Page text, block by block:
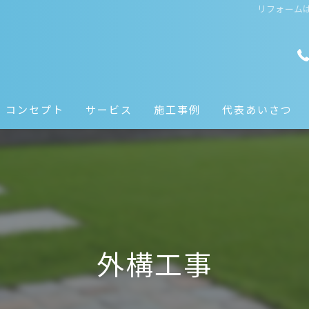
リフォーム
コンセプト サービス 施工事例 代表あいさつ
外構工事